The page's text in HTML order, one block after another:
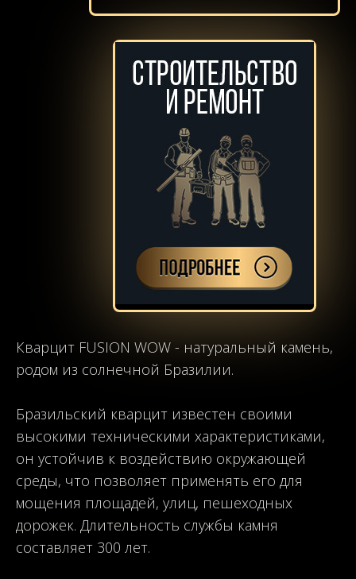
Кварцит FUSION WOW - натуральный камень,
родом из солнечной Бразилии.
Бразильский кварцит известен своими
высокими техническими характеристиками,
он устойчив к воздействию окружающей
среды, что позволяет применять его для
мощения площадей, улиц, пешеходных
дорожек. Длительность службы камня
составляет 300 лет.